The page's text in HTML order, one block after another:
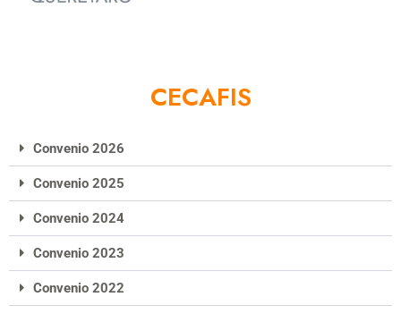
CECAFIS
Convenio 2026
Convenio 2025
Convenio 2024
Convenio 2023
Convenio 2022